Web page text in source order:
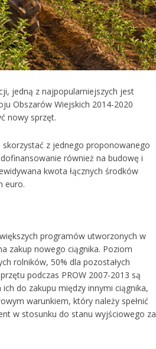
jedną z najpopularniejszych jest
Obszarów Wiejskich 2014-2020
nowy sprzęt.
z jednego proponowanego
również na budowę i
kwota łącznych środków
euro.
programów utworzonych w
zakup nowego ciągnika. Poziom
rolników, 50% dla pozostałych
podczas PROW 2007-2013 są
do zakupu między innymi ciągnika,
warunkiem, który należy spełnić
w stosunku do stanu wyjściowego za